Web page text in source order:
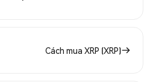
Cách mua XRP (XRP)